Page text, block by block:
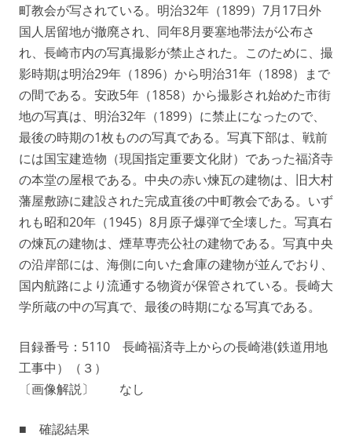
町教会が写されている。明治32年（1899）7月17日外
国人居留地が撤廃され、同年8月要塞地帯法が公布さ
れ、長崎市内の写真撮影が禁止された。このために、撮
影時期は明治29年（1896）から明治31年（1898）まで
の間である。安政5年（1858）から撮影され始めた市街
地の写真は、明治32年（1899）に禁止になったので、
最後の時期の1枚ものの写真である。写真下部は、戦前
には国宝建造物（現国指定重要文化財）であった福済寺
の本堂の屋根である。中央の赤い煉瓦の建物は、旧大村
藩屋敷跡に建設された完成直後の中町教会である。いず
れも昭和20年（1945）8月原子爆弾で全壊した。写真右
の煉瓦の建物は、煙草専売公社の建物である。写真中央
の沿岸部には、海側に向いた倉庫の建物が並んでおり、
国内航路により流通する物資が保管されている。長崎大
学所蔵の中の写真で、最後の時期になる写真である。
目録番号：5110 長崎福済寺上からの長崎港(鉄道用地
工事中）（３）
〔画像解説〕 なし
■ 確認結果